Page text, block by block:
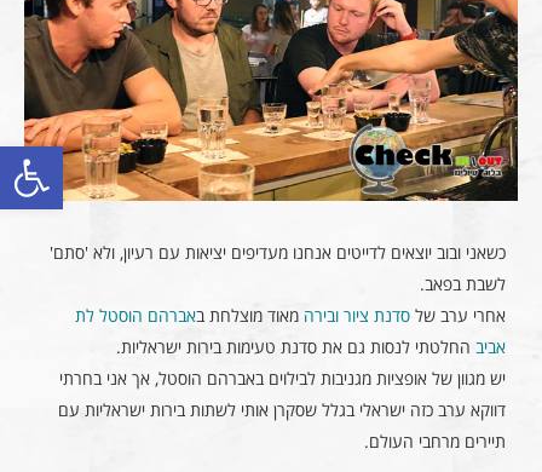
פתח
כשאני ובוב יוצאים לדייטים אנחנו מעדיפים יציאות עם רעיון, ולא 'סתם'
לשבת בפאב.
אחרי ערב של סדנת ציור ובירה מאוד מוצלחת באברהם הוסטל לת
אביב החלטתי לנסות גם את סדנת טעימות בירות ישראליות.
יש מגוון של אופציות מגניבות לבילוים באברהם הוסטל, אך אני בחרתי
דווקא ערב כזה ישראלי בגלל שסקרן אותי לשתות בירות ישראליות עם
תיירים מרחבי העולם.